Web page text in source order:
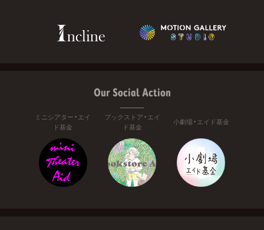
Our Social Action
ミニシアター・エイ
ド基金
ブックストア・エイ
ド基金
小劇場・エイド基金